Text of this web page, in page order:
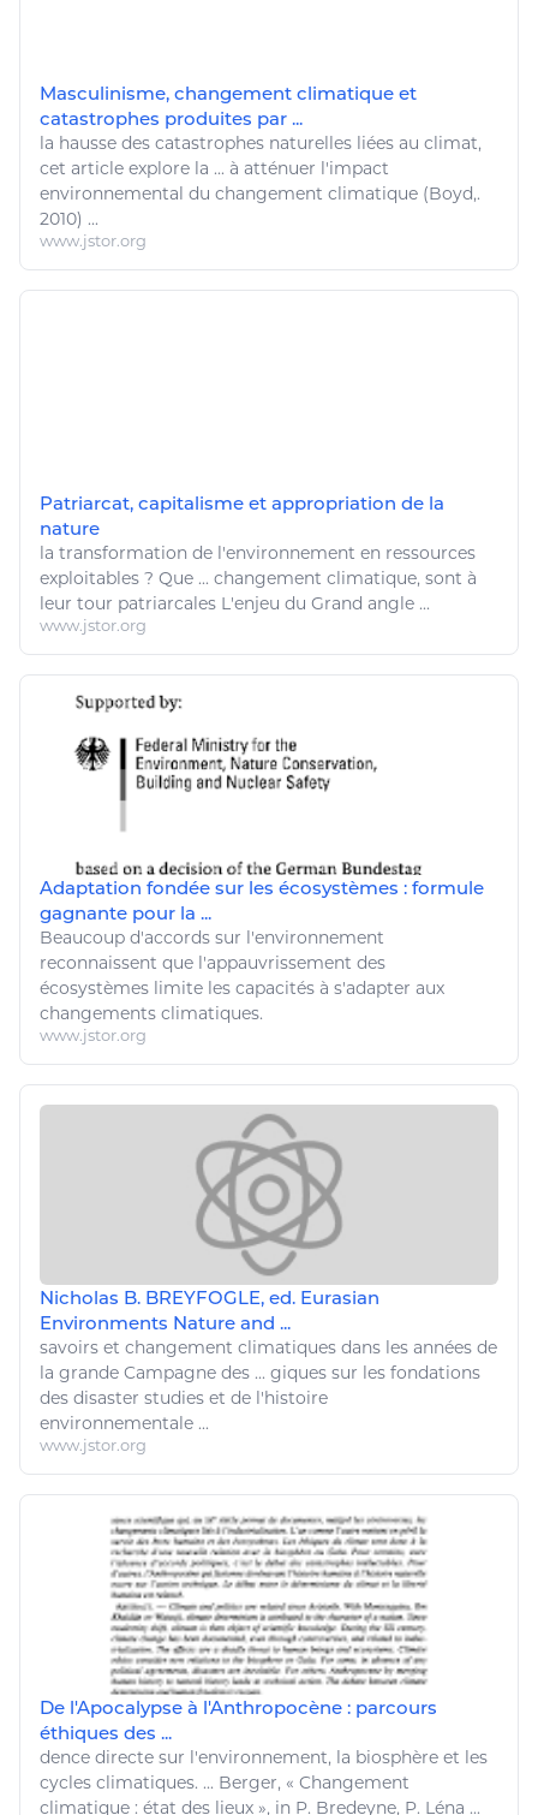
Masculinisme, changement climatique et
catastrophes produites par ...
la hausse des catastrophes naturelles liées au climat,
cet article explore la ... à atténuer l'impact
environnemental du changement climatique (Boyd,.
2010) ...
www.jstor.org
Patriarcat, capitalisme et appropriation de la
nature
la transformation de l'environnement en ressources
exploitables ? Que ... changement climatique, sont à
leur tour patriarcales L'enjeu du Grand angle ...
www.jstor.org
Adaptation fondée sur les écosystèmes : formule
gagnante pour la ...
Beaucoup d'accords sur l'environnement
reconnaissent que l'appauvrissement des
écosystèmes limite les capacités à s'adapter aux
changements climatiques.
www.jstor.org
Nicholas B. BREYFOGLE, ed. Eurasian
Environments Nature and ...
savoirs et changement climatiques dans les années de
la grande Campagne des ... giques sur les fondations
des disaster studies et de l'histoire
environnementale ...
www.jstor.org
De l'Apocalypse à l'Anthropocène : parcours
éthiques des ...
dence directe sur l'environnement, la biosphère et les
cycles climatiques. ... Berger, « Changement
climatique : état des lieux », in P. Bredeyne, P. Léna ...